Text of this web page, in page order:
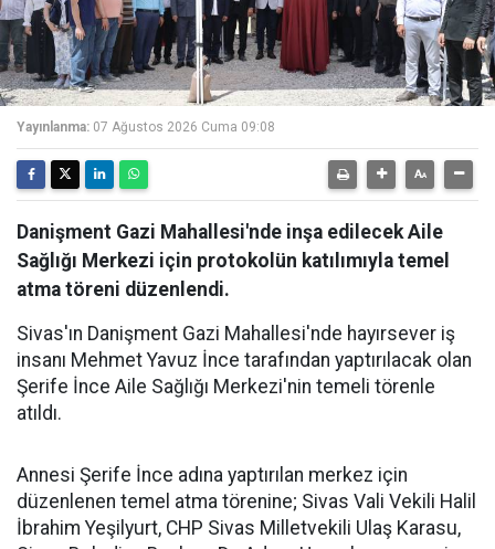
Yayınlanma: 07 Ağustos 2026 Cuma 09:08
Danişment Gazi Mahallesi'nde inşa edilecek Aile
Sağlığı Merkezi için protokolün katılımıyla temel
atma töreni düzenlendi.
Sivas'ın Danişment Gazi Mahallesi'nde hayırsever iş
insanı Mehmet Yavuz İnce tarafından yaptırılacak olan
Şerife İnce Aile Sağlığı Merkezi'nin temeli törenle
atıldı.
Annesi Şerife İnce adına yaptırılan merkez için
düzenlenen temel atma törenine; Sivas Vali Vekili Halil
İbrahim Yeşilyurt, CHP Sivas Milletvekili Ulaş Karasu,